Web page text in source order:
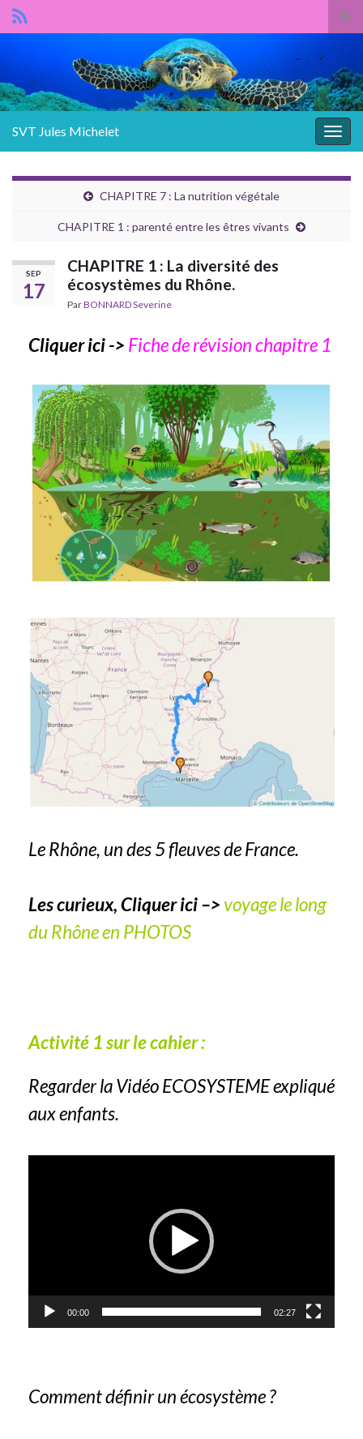
SVT Jules Michelet
CHAPITRE 7 : La nutrition végétale
CHAPITRE 1 : parenté entre les êtres vivants
SEP
17
CHAPITRE 1 : La diversité des
écosystèmes du Rhône.
ParBONNARD Severine
Cliquer ici -> Fiche de révision chapitre 1
Le Rhône, un des 5 fleuves de France.
Les curieux, Cliquer ici –> voyage le long
du Rhône en PHOTOS
Activité 1 sur le cahier :
Regarder la Vidéo ECOSYSTEME expliqué
aux enfants.
00:00 02:27
Comment définir un écosystème ?
Panneau de gestion des cookies